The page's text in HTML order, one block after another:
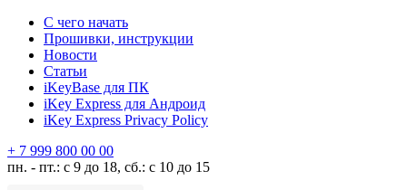
С чего начать
Прошивки, инструкции
Новости
Статьи
iKeyBase для ПК
iKey Express для Андроид
iKey Express Privacy Policy
+ 7 999 800 00 00
пн. - пт.: с 9 до 18, сб.: с 10 до 15